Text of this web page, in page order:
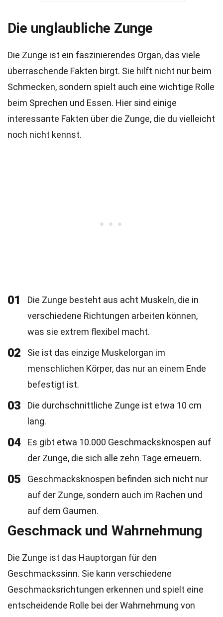
Die unglaubliche Zunge
Die Zunge ist ein faszinierendes Organ, das viele
überraschende Fakten birgt. Sie hilft nicht nur beim
Schmecken, sondern spielt auch eine wichtige Rolle
beim Sprechen und Essen. Hier sind einige
interessante Fakten über die Zunge, die du vielleicht
noch nicht kennst.
01
Die Zunge besteht aus acht Muskeln, die in
verschiedene Richtungen arbeiten können,
was sie extrem flexibel macht.
02
Sie ist das einzige Muskelorgan im
menschlichen Körper, das nur an einem Ende
befestigt ist.
03
Die durchschnittliche Zunge ist etwa 10 cm
lang.
04
Es gibt etwa 10.000 Geschmacksknospen auf
der Zunge, die sich alle zehn Tage erneuern.
05
Geschmacksknospen befinden sich nicht nur
auf der Zunge, sondern auch im Rachen und
auf dem Gaumen.
Geschmack und Wahrnehmung
Die Zunge ist das Hauptorgan für den
Geschmackssinn. Sie kann verschiedene
Geschmacksrichtungen erkennen und spielt eine
entscheidende Rolle bei der Wahrnehmung von